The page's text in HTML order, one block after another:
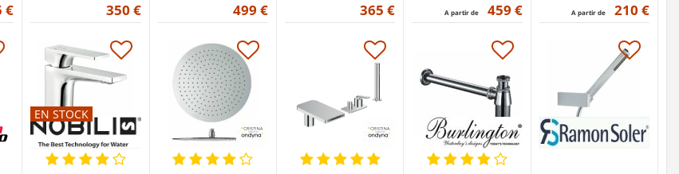
€ 350 € 499 € 365 € A partir de 459 € A partir de 210 €
EN STOCK